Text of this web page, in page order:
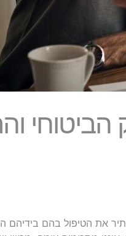
את הטיפול בהם בידיהם